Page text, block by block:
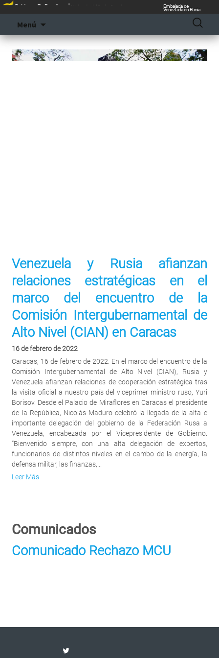
Embajada de
Venezuela en Rusia
Menú
contenido
Buscar:
Venezuela y Rusia afianzan
relaciones estratégicas en el
marco del encuentro de la
Comisión Intergubernamental de
Alto Nivel (CIAN) en Caracas
16 de febrero de 2022
Caracas, 16 de febrero de 2022. En el marco del encuentro de la
Comisión Intergubernamental de Alto Nivel (CIAN), Rusia y
Venezuela afianzan relaciones de cooperación estratégica tras
la visita oficial a nuestro país del viceprimer ministro ruso, Yuri
Borisov. Desde el Palacio de Miraflores en Caracas el presidente
de la República, Nicolás Maduro celebró la llegada de la alta e
importante delegación del gobierno de la Federación Rusa a
Venezuela, encabezada por el Vicepresidente de Gobierno.
“Bienvenido siempre, con una alta delegación de expertos,
funcionarios de distintos niveles en el cambo de la energía, la
defensa militar, las finanzas,...
Leer Más
Comunicados
Comunicado Rechazo MCU
Twitter